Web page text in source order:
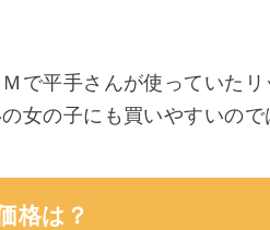
で平手さんが使っていた
女の子にも買いやすいので
格は？